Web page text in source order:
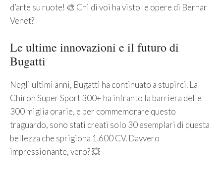
d’arte su ruote! 🎨 Chi di voi ha visto le opere di Bernar
Venet?
Le ultime innovazioni e il futuro di
Bugatti
Negli ultimi anni, Bugatti ha continuato a stupirci. La
Chiron Super Sport 300+ ha infranto la barriera delle
300 miglia orarie, e per commemorare questo
traguardo, sono stati creati solo 30 esemplari di questa
bellezza che sprigiona 1.600 CV. Davvero
impressionante, vero? 💥